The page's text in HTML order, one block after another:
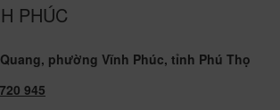
PHÚC
phường Vĩnh Phúc, tỉnh Phú Thọ
945